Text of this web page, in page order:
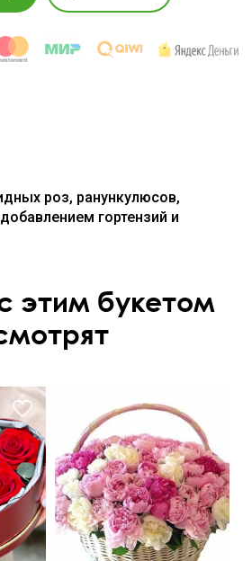
роз, ранункулюсов,
гортензий и
этим букетом